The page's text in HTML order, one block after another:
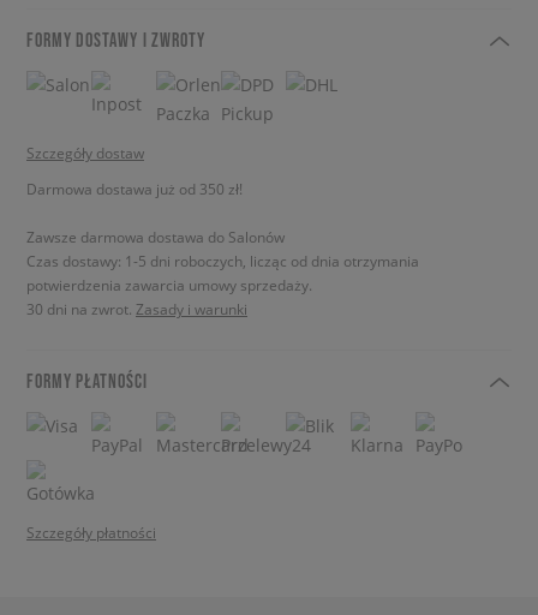
FORMY DOSTAWY I ZWROTY
Szczegóły dostaw
Darmowa dostawa już od 350 zł!
Zawsze darmowa dostawa do Salonów
Czas dostawy: 1-5 dni roboczych, licząc od dnia otrzymania
potwierdzenia zawarcia umowy sprzedaży.
30 dni na zwrot. Zasady i warunki
FORMY PŁATNOŚCI
Szczegóły płatności